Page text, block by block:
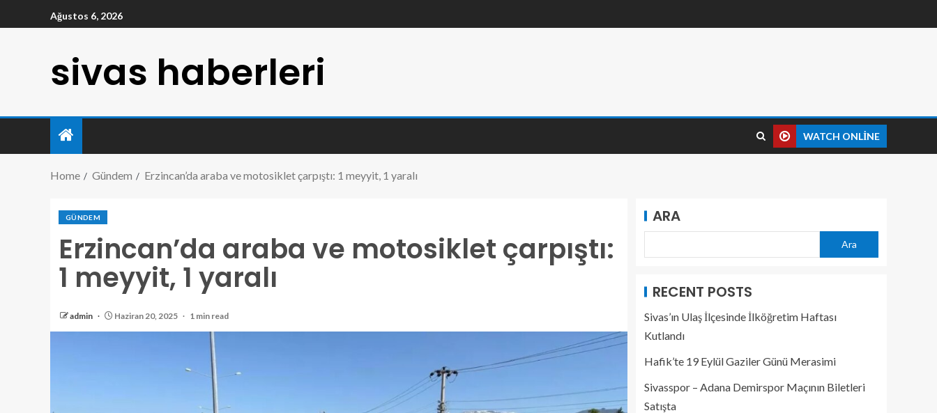
Ağustos 6, 2026
sivas haberleri
WATCH ONLINE
Home Gündem Erzincan’da araba ve motosiklet çarpıştı: 1 meyyit, 1 yaralı
GÜNDEM
Erzincan’da araba ve motosiklet çarpıştı:
1 meyyit, 1 yaralı
admin Haziran 20, 2025 1 min read
ARA
Ara
RECENT POSTS
Sivas’ın Ulaş İlçesinde İlköğretim Haftası
Kutlandı
Hafik’te 19 Eylül Gaziler Günü Merasimi
Sivasspor – Adana Demirspor Maçının Biletleri
Satışta